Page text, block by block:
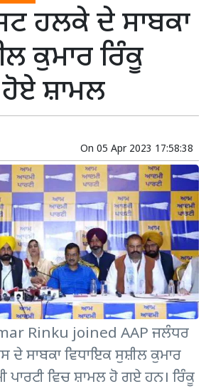
ਹਲਕੇ ਦੇ ਸਾਬਕਾ
ਕੁਮਾਰ ਰਿੰਕੂ
ਸ਼ਾਮਲ
On 05 Apr 2023 17:58:38
Rinku joined AAP ਜਲੰਧਰ
ਦੇ ਸਾਬਕਾ ਵਿਧਾਇਕ ਸੁਸ਼ੀਲ ਕੁਮਾਰ
ਵਿਚ ਸ਼ਾਮਲ ਹੋ ਗਏ ਹਨ। ਰਿੰਕੂ